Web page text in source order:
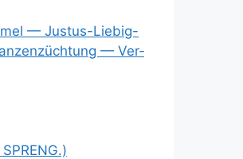
— Jus­tus-Lie­big-
— Ver­